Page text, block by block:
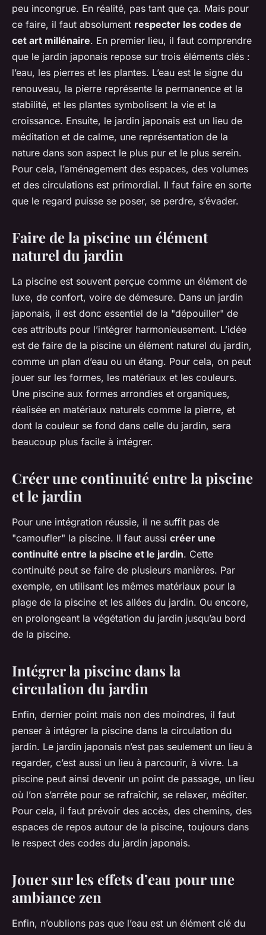
peu incongrue. En réalité, pas tant que ça. Mais pour
ce faire, il faut absolument respecter les codes de
cet art millénaire. En premier lieu, il faut comprendre
que le jardin japonais repose sur trois éléments clés :
l’eau, les pierres et les plantes. L’eau est le signe du
renouveau, la pierre représente la permanence et la
stabilité, et les plantes symbolisent la vie et la
croissance. Ensuite, le jardin japonais est un lieu de
méditation et de calme, une représentation de la
nature dans son aspect le plus pur et le plus serein.
Pour cela, l’aménagement des espaces, des volumes
et des circulations est primordial. Il faut faire en sorte
que le regard puisse se poser, se perdre, s’évader.
Faire de la piscine un élément
naturel du jardin
La piscine est souvent perçue comme un élément de
luxe, de confort, voire de démesure. Dans un jardin
japonais, il est donc essentiel de la "dépouiller" de
ces attributs pour l’intégrer harmonieusement. L’idée
est de faire de la piscine un élément naturel du jardin,
comme un plan d’eau ou un étang. Pour cela, on peut
jouer sur les formes, les matériaux et les couleurs.
Une piscine aux formes arrondies et organiques,
réalisée en matériaux naturels comme la pierre, et
dont la couleur se fond dans celle du jardin, sera
beaucoup plus facile à intégrer.
Créer une continuité entre la piscine
et le jardin
Pour une intégration réussie, il ne suffit pas de
"camoufler" la piscine. Il faut aussi créer une
continuité entre la piscine et le jardin. Cette
continuité peut se faire de plusieurs manières. Par
exemple, en utilisant les mêmes matériaux pour la
plage de la piscine et les allées du jardin. Ou encore,
en prolongeant la végétation du jardin jusqu’au bord
de la piscine.
Intégrer la piscine dans la
circulation du jardin
Enfin, dernier point mais non des moindres, il faut
penser à intégrer la piscine dans la circulation du
jardin. Le jardin japonais n’est pas seulement un lieu à
regarder, c’est aussi un lieu à parcourir, à vivre. La
piscine peut ainsi devenir un point de passage, un lieu
où l’on s’arrête pour se rafraîchir, se relaxer, méditer.
Pour cela, il faut prévoir des accès, des chemins, des
espaces de repos autour de la piscine, toujours dans
le respect des codes du jardin japonais.
Jouer sur les effets d’eau pour une
ambiance zen
Enfin, n’oublions pas que l’eau est un élément clé du